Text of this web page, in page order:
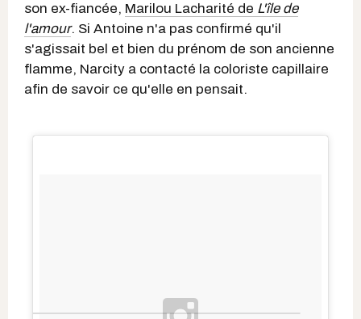
son ex-fiancée, Marilou Lacharité de L'île de
l'amour. Si Antoine n'a pas confirmé qu'il
s'agissait bel et bien du prénom de son ancienne
flamme, Narcity a contacté la coloriste capillaire
afin de savoir ce qu'elle en pensait.